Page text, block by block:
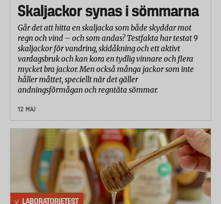
Skaljackor synas i sömmarna
Går det att hitta en skaljacka som både skyddar mot
regn och vind – och som andas? Testfakta har testat 9
skaljackor för vandring, skidåkning och ett aktivt
vardagsbruk och kan kora en tydlig vinnare och flera
mycket bra jackor. Men också många jackor som inte
håller måttet, speciellt när det gäller
andningsförmågan och regntäta sömmar.
12 MAJ
LABORATORIETEST